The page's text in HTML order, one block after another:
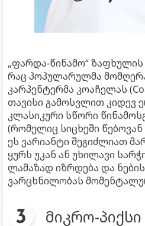
„ფარდა-წინამო“ ზაფხულის
რაც პოპულარულმა
კარპენტერმა კოაჩელას
თავისი გამოსვლით კიდევ
კლასიკური სწორი
(რომელიც სიცხეში
ეს ვარიანტი შეგიძლიათ
ყურს უკან ან უხილავი
ლამაზად იზრდება და
ვარცხნილობას
მიკრო-პიქსი